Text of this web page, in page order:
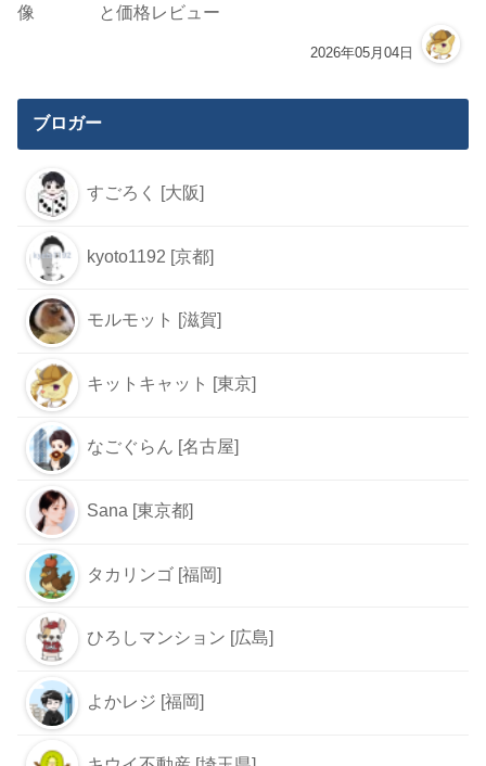
と価格レビュー
2026年05月04日
ブロガー
すごろく [大阪]
kyoto1192 [京都]
モルモット [滋賀]
キットキャット [東京]
なごぐらん [名古屋]
Sana [東京都]
タカリンゴ [福岡]
ひろしマンション [広島]
よかレジ [福岡]